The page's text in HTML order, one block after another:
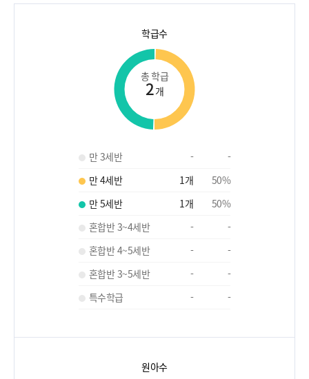
학급수
총 학급
2개
만 3세반 -
-
만 4세반
1개 50%
만 5세반
1개 50%
혼합반 3~4세반
-
-
혼합반 4~5세반
-
-
혼합반 3~5세반
-
-
특수학급
- -
원아수